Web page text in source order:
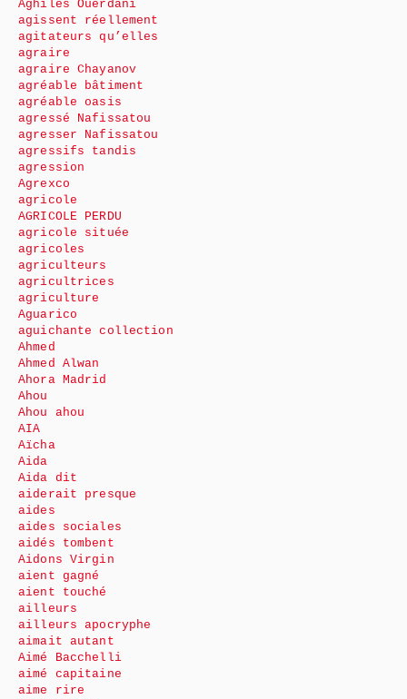
Aghiles Ouerdani
agissent réellement
agitateurs qu’elles
agraire
agraire Chayanov
agréable bâtiment
agréable oasis
agressé Nafissatou
agresser Nafissatou
agressifs tandis
agression
Agrexco
agricole
AGRICOLE PERDU
agricole située
agricoles
agriculteurs
agricultrices
agriculture
Aguarico
aguichante collection
Ahmed
Ahmed Alwan
Ahora Madrid
Ahou
Ahou ahou
AIA
Aïcha
Aida
Aida dit
aiderait presque
aides
aides sociales
aidés tombent
Aidons Virgin
aient gagné
aient touché
ailleurs
ailleurs apocryphe
aimait autant
Aimé Bacchelli
aimé capitaine
aime rire